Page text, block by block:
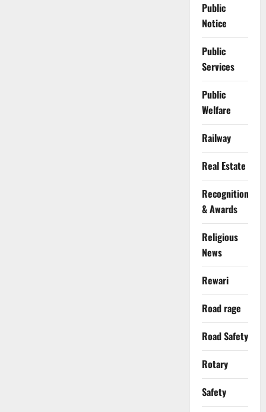
Public
Notice
Public
Services
Public
Welfare
Railway
Real Estate
Recognition
& Awards
Religious
News
Rewari
Road rage
Road Safety
Rotary
Safety